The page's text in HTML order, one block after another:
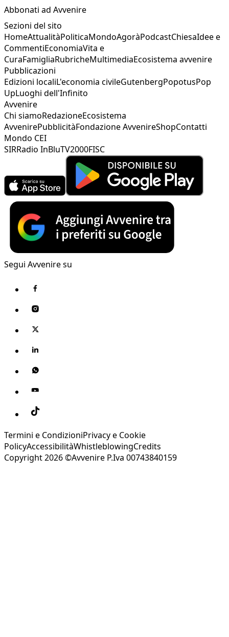
Abbonati ad Avvenire
Sezioni del sito
HomeAttualitàPoliticaMondoAgoràPodcastChiesaIdee e
CommentiEconomiaVita e
CuraFamigliaRubricheMultimediaEcosistema avvenire
Pubblicazioni
Edizioni localiL'economia civileGutenbergPopotusPop
UpLuoghi dell'Infinito
Avvenire
Chi siamoRedazioneEcosistema
AvvenirePubblicitàFondazione AvvenireShopContatti
Mondo CEI
SIRRadio InBluTV2000FISC
Segui Avvenire su
Termini e CondizioniPrivacy e Cookie
PolicyAccessibilitàWhistleblowingCredits
Copyright 2026 ©Avvenire P.Iva 00743840159